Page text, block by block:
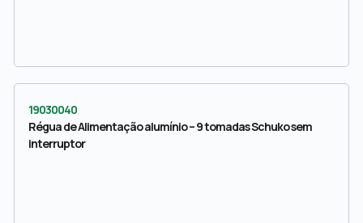
19030040
Régua de Alimentação alumínio – 9 tomadas Schuko sem
interruptor